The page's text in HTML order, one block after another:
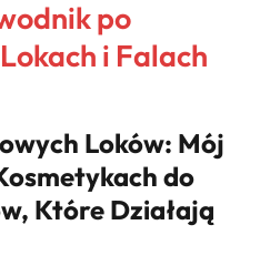
po
i Falach
Loków: Mój
do
Które Działają